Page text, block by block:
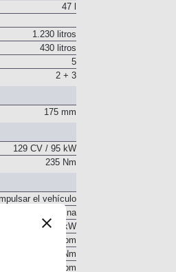
1.230 litros
430 litros
5
129 CV / 95 kW
Impulsar el vehículo
Gasolina
129 CV / 95 kW
5.500 rpm
235 Nm